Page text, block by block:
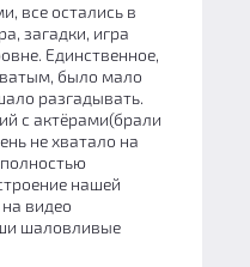
все остались в
загадки, игра
Единственное,
было мало
разгадывать.
с актёрами(брали
не хватало на
нашей
видео
шаловливые